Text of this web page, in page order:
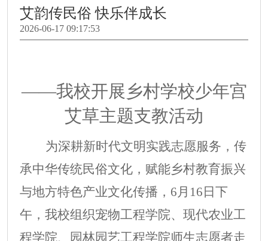
艾韵传民俗 快乐伴成长
2026-06-17 09:17:53
——我校开展乡村学校少年宫
艾草主题支教活动
为深耕新时代文明实践志愿服务，传
承中华传统民俗文化，赋能乡村教育振兴
与地方特色产业文化传播， 6月16日下
午，我校组织宠物工程学院、现代农业工
程学院、园林园艺工程学院师生志愿者走